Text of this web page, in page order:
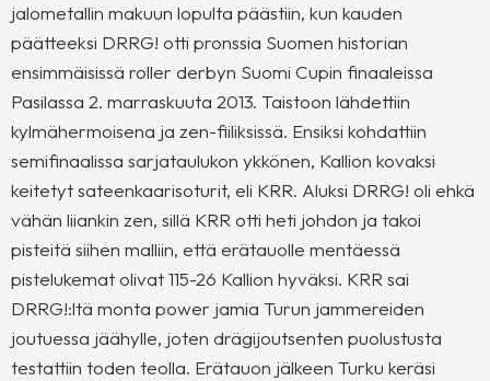
jalometallin makuun lopulta päästiin, kun kauden
päätteeksi DRRG! otti pronssia Suomen historian
ensimmäisissä roller derbyn Suomi Cupin finaaleissa
Pasilassa 2. marraskuuta 2013. Taistoon lähdettiin
kylmähermoisena ja zen-fiiliksissä. Ensiksi kohdattiin
semifinaalissa sarjataulukon ykkönen, Kallion kovaksi
keitetyt sateenkaarisoturit, eli KRR. Aluksi DRRG! oli ehkä
vähän liiankin zen, sillä KRR otti heti johdon ja takoi
pisteitä siihen malliin, että erätauolle mentäessä
pistelukemat olivat 115-26 Kallion hyväksi. KRR sai
DRRG!:ltä monta power jamia Turun jammereiden
joutuessa jäähylle, joten drägijoutsenten puolustusta
testattiin toden teolla. Erätauon jälkeen Turku keräsi